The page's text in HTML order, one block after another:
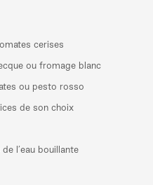
cerises
ou fromage blanc
ou pesto rosso
de son choix
l’eau bouillante